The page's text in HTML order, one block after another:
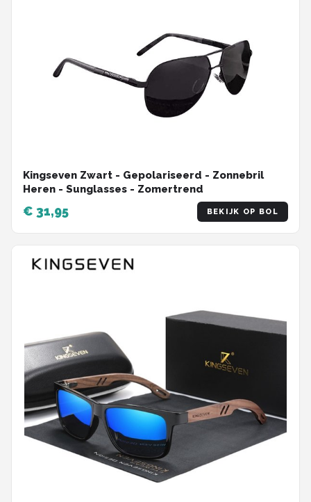
Kingseven Zwart - Gepolariseerd - Zonnebril
Heren - Sunglasses - Zomertrend
€ 31,95 BEKIJK OP BOL